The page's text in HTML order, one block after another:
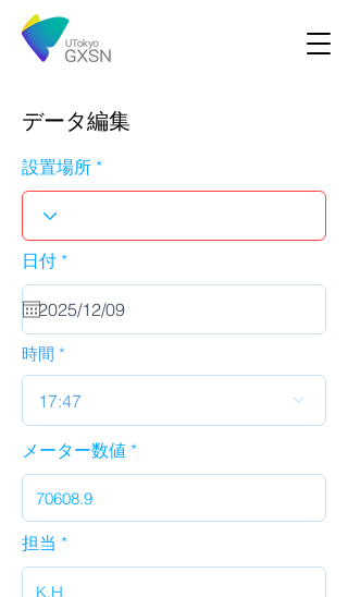
データ編集
設置場所
日付 *r
u
i
d
時間
17:47
メーター数値
担当